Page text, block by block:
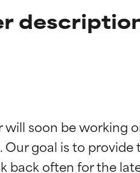
soon be working
goal is to
la piel. Su eficacia está
la piel. Su eficacia está